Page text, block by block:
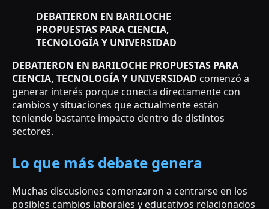
DEBATIERON EN BARILOCHE
PROPUESTAS PARA CIENCIA,
TECNOLOGÍA Y UNIVERSIDAD
DEBATIERON EN BARILOCHE PROPUESTAS PARA
CIENCIA, TECNOLOGÍA Y UNIVERSIDAD comenzó a
generar interés porque conecta directamente con
cambios y situaciones que actualmente están
teniendo bastante impacto dentro de distintos
sectores.
Lo que más debate genera
Muchas discusiones comenzaron a centrarse en los
posibles cambios laborales y educativos relacionados